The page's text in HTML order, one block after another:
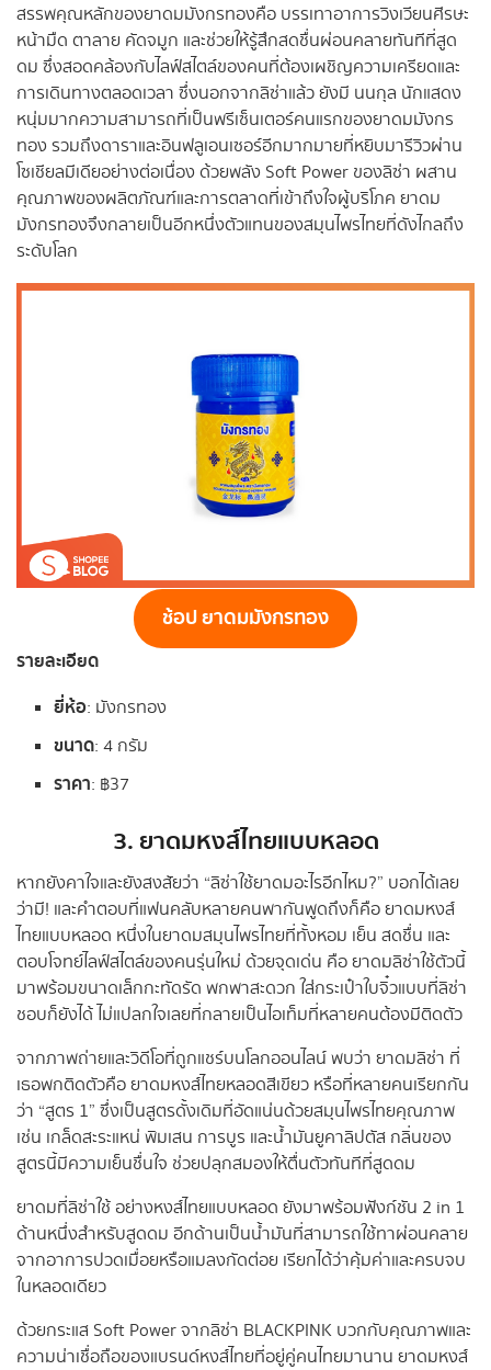
สรรพคุณหลักของยาดมมังกรทองคือ บรรเทาอาการวิงเวียนศีรษะ
หน้ามืด ตาลาย คัดจมูก และช่วยให้รู้สึกสดชื่นผ่อนคลายทันทีที่สูด
ดม ซึ่งสอดคล้องกับไลฟ์สไตล์ของคนที่ต้องเผชิญความเครียดและ
การเดินทางตลอดเวลา ซึ่งนอกจากลิซ่าแล้ว ยังมี นนกุล นักแสดง
หนุ่มมากความสามารถที่เป็นพรีเซ็นเตอร์คนแรกของยาดมมังกร
ทอง รวมถึงดาราและอินฟลูเอนเซอร์อีกมากมายที่หยิบมารีวิวผ่าน
โซเชียลมีเดียอย่างต่อเนื่อง ด้วยพลัง Soft Power ของลิซ่า ผสาน
คุณภาพของผลิตภัณฑ์และการตลาดที่เข้าถึงใจผู้บริโภค ยาดม
มังกรทองจึงกลายเป็นอีกหนึ่งตัวแทนของสมุนไพรไทยที่ดังไกลถึง
ระดับโลก
ช้อป ยาดมมังกรทอง
รายละเอียด
ยี่ห้อ: มังกรทอง
ขนาด: 4 กรัม
ราคา: ฿37
3. ยาดมหงส์ไทยแบบหลอด
หากยังคาใจและยังสงสัยว่า “ลิซ่าใช้ยาดมอะไรอีกไหม?” บอกได้เลย
ว่ามี! และคำตอบที่แฟนคลับหลายคนพากันพูดถึงก็คือ ยาดมหงส์
ไทยแบบหลอด หนึ่งในยาดมสมุนไพรไทยที่ทั้งหอม เย็น สดชื่น และ
ตอบโจทย์ไลฟ์สไตล์ของคนรุ่นใหม่ ด้วยจุดเด่น คือ ยาดมลิซ่าใช้ตัวนี้
มาพร้อมขนาดเล็กกะทัดรัด พกพาสะดวก ใส่กระเป๋าใบจิ๋วแบบที่ลิซ่า
ชอบก็ยังได้ ไม่แปลกใจเลยที่กลายเป็นไอเท็มที่หลายคนต้องมีติดตัว
จากภาพถ่ายและวิดีโอที่ถูกแชร์บนโลกออนไลน์ พบว่า ยาดมลิซ่า ที่
เธอพกติดตัวคือ ยาดมหงส์ไทยหลอดสีเขียว หรือที่หลายคนเรียกกัน
ว่า “สูตร 1” ซึ่งเป็นสูตรดั้งเดิมที่อัดแน่นด้วยสมุนไพรไทยคุณภาพ
เช่น เกล็ดสะระแหน่ พิมเสน การบูร และน้ำมันยูคาลิปตัส กลิ่นของ
สูตรนี้มีความเย็นชื่นใจ ช่วยปลุกสมองให้ตื่นตัวทันทีที่สูดดม
ยาดมที่ลิซ่าใช้ อย่างหงส์ไทยแบบหลอด ยังมาพร้อมฟังก์ชัน 2 in 1
ด้านหนึ่งสำหรับสูดดม อีกด้านเป็นน้ำมันที่สามารถใช้ทาผ่อนคลาย
จากอาการปวดเมื่อยหรือแมลงกัดต่อย เรียกได้ว่าคุ้มค่าและครบจบ
ในหลอดเดียว
ด้วยกระแส Soft Power จากลิซ่า BLACKPINK บวกกับคุณภาพและ
ความน่าเชื่อถือของแบรนด์หงส์ไทยที่อยู่คู่คนไทยมานาน ยาดมหงส์